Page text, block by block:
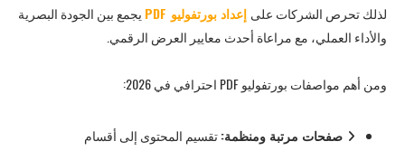
لذلك تحرص الشركات على إعداد بورتفوليو PDF
يجمع بين الجودة البصرية
والأداء العملي، مع مراعاة أحدث معايير العرض الرقمي.
ومن أهم مواصفات بورتفوليو PDF احترافي في 2026:
صفحات مرتبة ومنظمة:تقسيم المحتوى إلى أقسام